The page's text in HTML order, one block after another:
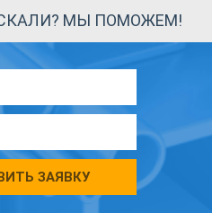
МЫ ПОМОЖЕМ!
ЗАЯВКУ